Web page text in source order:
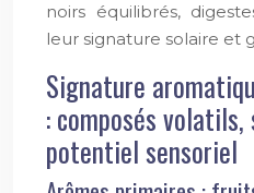
noirs équilibrés,
leur signature solaire et
Signature
: composés
potentiel sensoriel